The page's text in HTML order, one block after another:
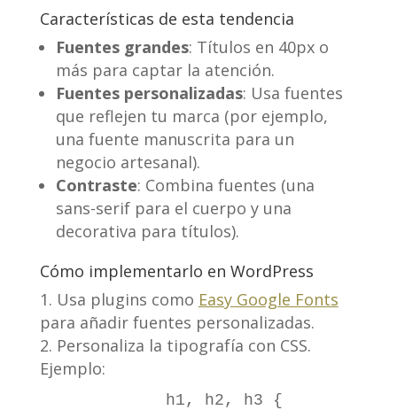
Características de esta tendencia
Fuentes grandes: Títulos en 40px o
más para captar la atención.
Fuentes personalizadas: Usa fuentes
que reflejen tu marca (por ejemplo,
una fuente manuscrita para un
negocio artesanal).
Contraste: Combina fuentes (una
sans-serif para el cuerpo y una
decorativa para títulos).
Cómo implementarlo en WordPress
Usa plugins como Easy Google Fonts
para añadir fuentes personalizadas.
Personaliza la tipografía con CSS.
Ejemplo:
            h1, h2, h3 {